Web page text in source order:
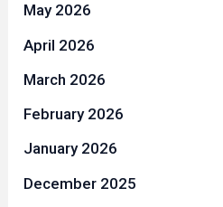
May 2026
April 2026
March 2026
February 2026
January 2026
December 2025